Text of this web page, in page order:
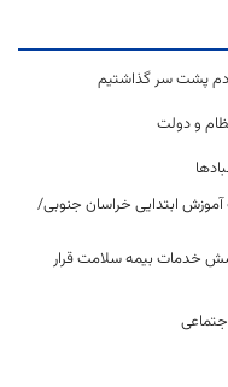
پشت سر گذاشتیم
و دولت
آموزش ابتدایی خراسان جنوبی/
خدمات بیمه سلامت قرار